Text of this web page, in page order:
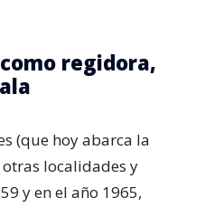
regidora,
(que hoy abarca la
localidades y
y en el año 1965,